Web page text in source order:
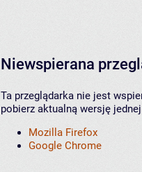
Niewspierana
Ta przeglądarka nie jest
pobierz aktualną wersję
Mozilla Firefox
Google Chrome